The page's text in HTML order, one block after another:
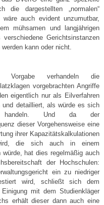
die dargestellten „normalen“
auch evident unzumutbar,
mühsamen und langjährigen
verschiedene Gerichtsinstanzen
kann oder nicht.
Vorgabe verhandeln die
vorgebrachten Angriffe
eigentlich nur als Eilverfahren
und detailliert, als würde es sich
handeln. Und da der
dieser Vorgehensweise eine
ihrer Kapazitätskalkulationen
die sich auch in einem
würde, hat dies regelmäßig auch
der Hochschulen:
ein zu niedriger
wird, schließt sich dem
mit dem Studienkläger
erhält dieser dann auch eine